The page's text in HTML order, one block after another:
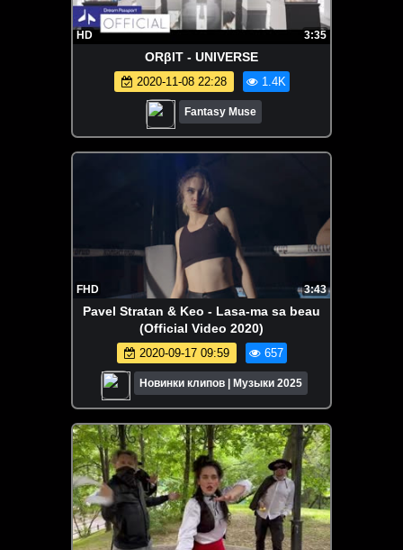
HD 3:35
ORβIT - UNIVERSE
2020-11-08 22:28 1.4K
Fantasy Muse
FHD 3:43
Pavel Stratan & Keo - Lasa-ma sa beau
(Official Video 2020)
2020-09-17 09:59 657
Новинки клипов | Музыки 2025